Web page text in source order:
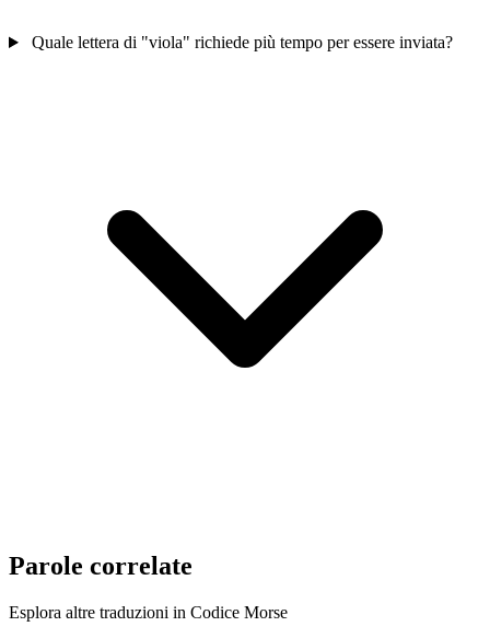
Quale lettera di "viola" richiede più tempo per essere inviata?
Parole correlate
Esplora altre traduzioni in Codice Morse